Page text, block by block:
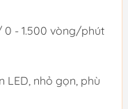
0 - 1.500 vòng/phút
LED, nhỏ gọn, phù